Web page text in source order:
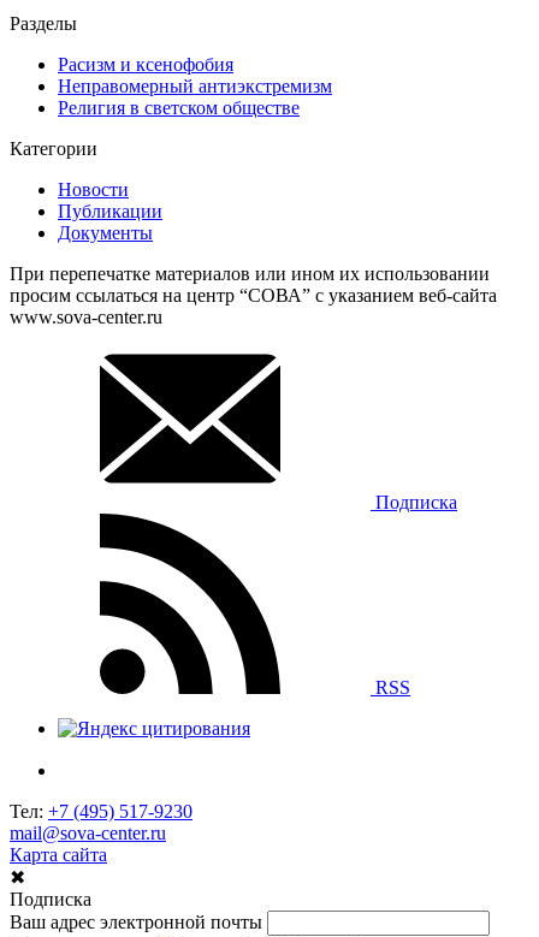
Разделы
Расизм и ксенофобия
Неправомерный антиэкстремизм
Религия в светском обществе
Категории
Новости
Публикации
Документы
При перепечатке материалов или ином их использовании
просим ссылаться на центр “СОВА” с указанием веб-сайта
www.sova-center.ru
Подписка
RSS
Тел: +7 (495) 517-9230
mail@sova-center.ru
Карта сайта
✖
Подписка
Ваш адрес электронной почты